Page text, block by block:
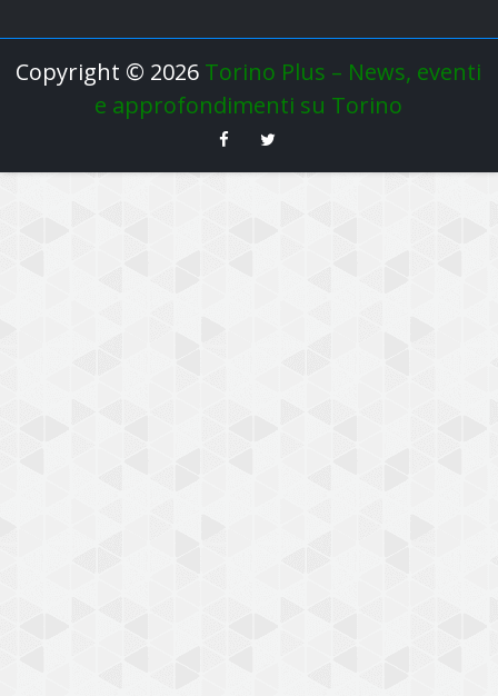
Copyright © 2026 Torino Plus – News, eventi
e approfondimenti su Torino